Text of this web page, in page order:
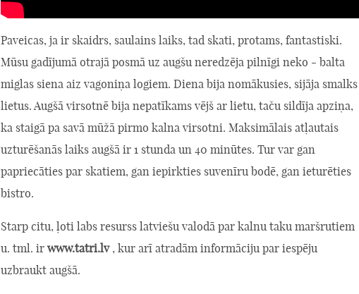
Paveicas, ja ir skaidrs, saulains laiks, tad skati, protams, fantastiski.
Mūsu gadījumā otrajā posmā uz augšu neredzēja pilnīgi neko - balta
miglas siena aiz vagoniņa logiem. Diena bija nomākusies, sijāja smalks
lietus. Augšā virsotnē bija nepatīkams vējš ar lietu, taču sildīja apziņa,
ka staigā pa savā mūžā pirmo kalna virsotni. Maksimālais atļautais
uzturēšanās laiks augšā ir 1 stunda un 40 minūtes. Tur var gan
papriecāties par skatiem, gan iepirkties suvenīru bodē, gan ieturēties
bistro.
Starp citu, ļoti labs resurss latviešu valodā par kalnu taku maršrutiem
u. tml. ir www.tatri.lv, kur arī atradām informāciju par iespēju
uzbraukt augšā.